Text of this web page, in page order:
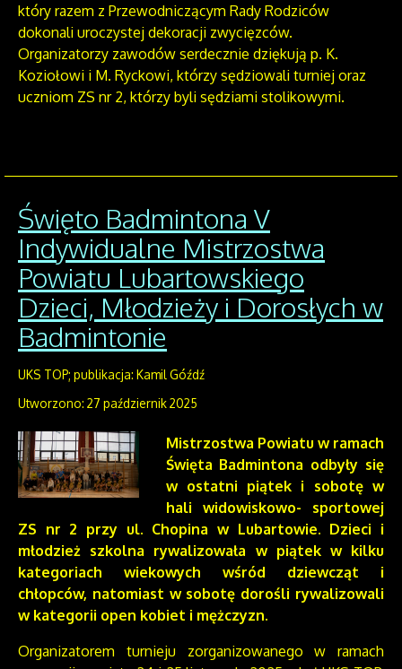
który razem z Przewodniczącym Rady Rodziców
dokonali uroczystej dekoracji zwycięzców.
Organizatorzy zawodów serdecznie dziękują p. K.
Koziołowi i M. Ryckowi, którzy sędziowali turniej oraz
uczniom ZS nr 2, którzy byli sędziami stolikowymi.
Święto Badmintona V
Indywidualne Mistrzostwa
Powiatu Lubartowskiego
Dzieci, Młodzieży i Dorosłych w
Badmintonie
UKS TOP; publikacja: Kamil Góźdź
Utworzono: 27 październik 2025
Mistrzostwa Powiatu w ramach
Święta Badmintona odbyły się
w ostatni piątek i sobotę w
hali widowiskowo- sportowej
ZS nr 2 przy ul. Chopina w Lubartowie. Dzieci i
młodzież szkolna rywalizowała w piątek w kilku
kategoriach wiekowych wśród dziewcząt i
chłopców, natomiast w sobotę dorośli rywalizowali
w kategorii open kobiet i mężczyzn.
Organizatorem turnieju zorganizowanego w ramach